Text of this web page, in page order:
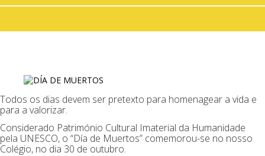
Todos os dias devem ser pretexto para homenagear a vida e
para a valorizar.
Considerado Património Cultural Imaterial da Humanidade
pela UNESCO, o “Día de Muertos” comemorou-se no nosso
Colégio, no dia 30 de outubro.